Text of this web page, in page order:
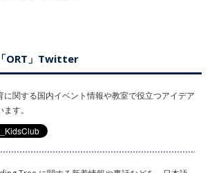
ORT」Twitter
に関する国内イベント情報や教室で役立つアイデア
す。